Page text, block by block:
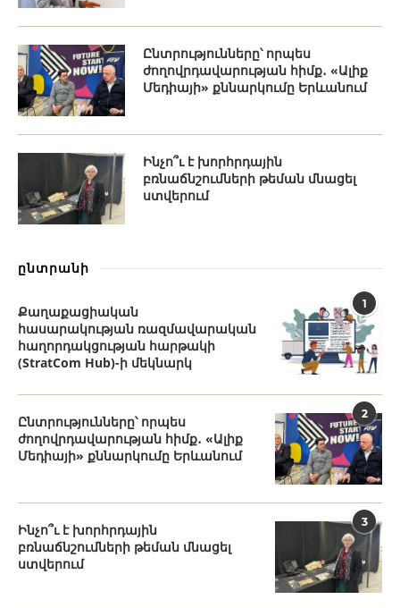
Ընտրությունները՝ որպես
ժողովրդավարության հիմք․ «Ալիք
Մեդիայի» քննարկումը Երևանում
Ինչո՞ւ է խորհրդային
բռնաճնշումների թեման մնացել
ստվերում
ընտրանի
1
Քաղաքացիական
հասարակության ռազմավարական
հաղորդակցության հարթակի
(StratCom Hub)-ի մեկնարկ
2
Ընտրությունները՝ որպես
ժողովրդավարության հիմք․ «Ալիք
Մեդիայի» քննարկումը Երևանում
3
Ինչո՞ւ է խորհրդային
բռնաճնշումների թեման մնացել
ստվերում